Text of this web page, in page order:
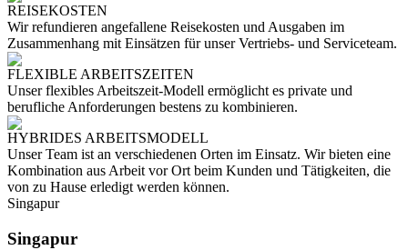
REISEKOSTEN
Wir refundieren angefallene Reisekosten und Ausgaben im
Zusammenhang mit Einsätzen für unser Vertriebs- und Serviceteam.
FLEXIBLE ARBEITSZEITEN
Unser flexibles Arbeitszeit-Modell ermöglicht es private und
berufliche Anforderungen bestens zu kombinieren.
HYBRIDES ARBEITSMODELL
Unser Team ist an verschiedenen Orten im Einsatz. Wir bieten eine
Kombination aus Arbeit vor Ort beim Kunden und Tätigkeiten, die
von zu Hause erledigt werden können.
Singapur
Singapur